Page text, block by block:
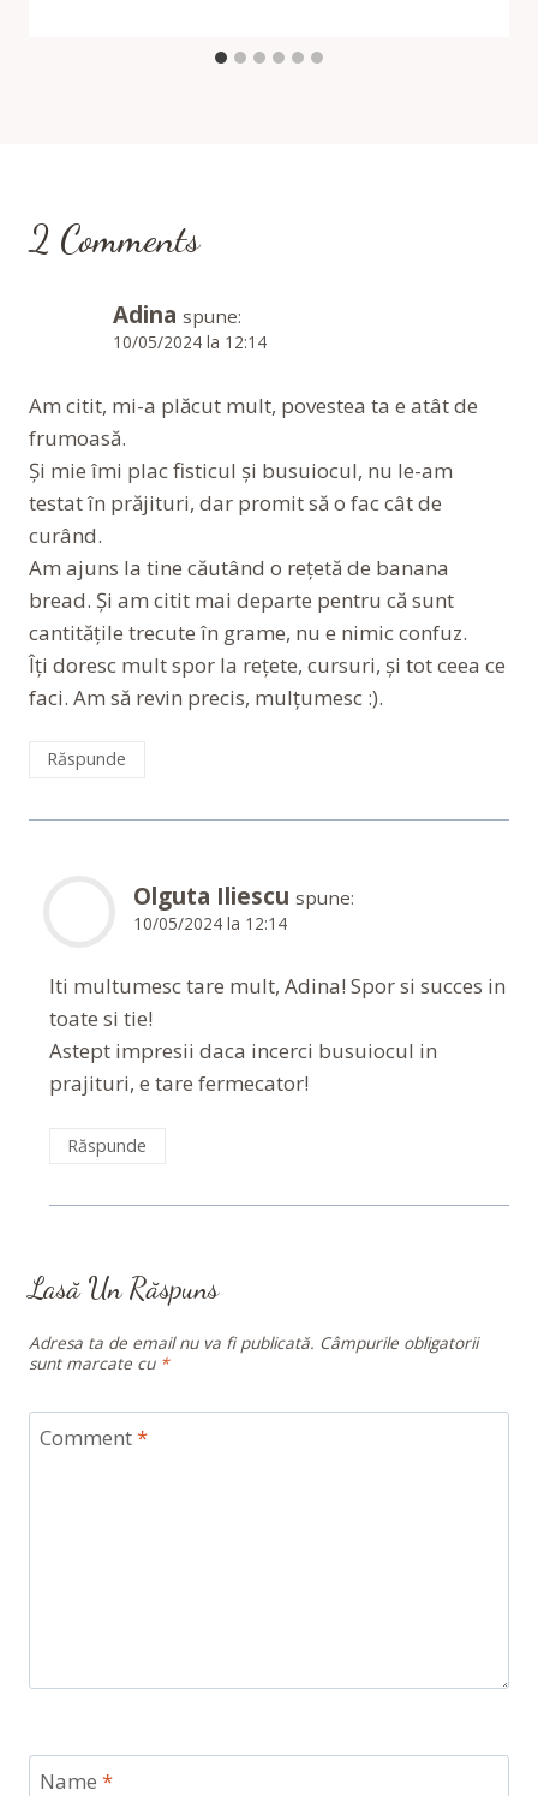
2 Comments
Adina spune:
10/05/2024 la 12:14
Am citit, mi-a plăcut mult, povestea ta e atât de
frumoasă.
Și mie îmi plac fisticul și busuiocul, nu le-am
testat în prăjituri, dar promit să o fac cât de
curând.
Am ajuns la tine căutând o rețetă de banana
bread. Și am citit mai departe pentru că sunt
cantitățile trecute în grame, nu e nimic confuz.
Îți doresc mult spor la rețete, cursuri, și tot ceea ce
faci. Am să revin precis, mulțumesc :).
Răspunde
Olguta Iliescu spune:
10/05/2024 la 12:14
Iti multumesc tare mult, Adina! Spor si succes in
toate si tie!
Astept impresii daca incerci busuiocul in
prajituri, e tare fermecator!
Răspunde
Lasă Un Răspuns
Adresa ta de email nu va fi publicată. Câmpurile obligatorii
sunt marcate cu *
Comment*
Name *